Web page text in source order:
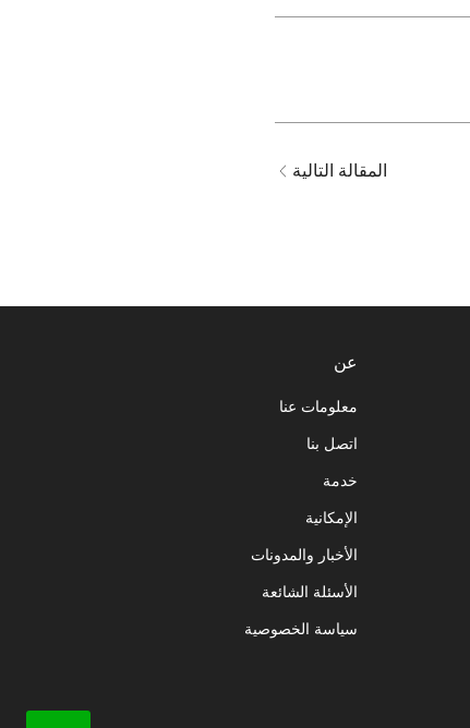
المقالة التالية
عن
معلومات عنا
اتصل بنا
خدمة
الإمكانية
الأخبار والمدونات
الأسئلة الشائعة
سياسة الخصوصية